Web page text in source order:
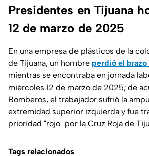
Presidentes en Tijuana
12 de marzo de 2025
En una empresa de plásticos de la
de Tijuana, un hombre perdió el
mientras se encontraba en jornada
miércoles 12 de marzo de 2025; de
Bomberos, el trabajador sufrió la
extremidad superior izquierda y fue
prioridad "rojo" por la Cruz Roja de
Tags relacionados